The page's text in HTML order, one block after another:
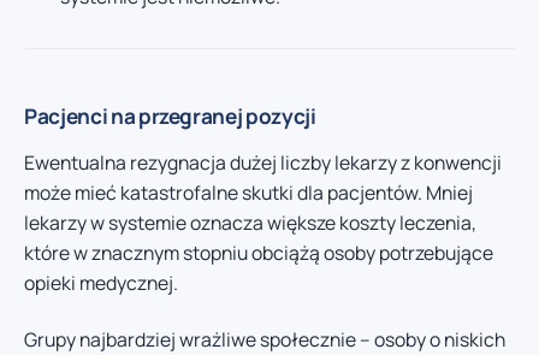
Pacjenci na przegranej pozycji
Ewentualna rezygnacja dużej liczby lekarzy z konwencji
może mieć katastrofalne skutki dla pacjentów. Mniej
lekarzy w systemie oznacza większe koszty leczenia,
które w znacznym stopniu obciążą osoby potrzebujące
opieki medycznej.
Grupy najbardziej wrażliwe społecznie – osoby o niskich